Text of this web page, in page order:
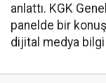
anlattı. KGK
panelde bir
dijital medya